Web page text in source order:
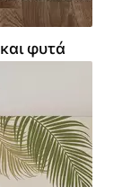
φυτά